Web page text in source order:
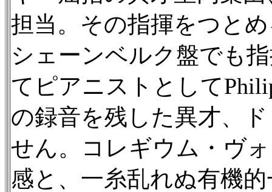
担当。その指揮をつと
シェーンベルク盤でも
てピアニストとして
の録音を残した異才、
せん。コレギウム・ヴ
感と、一糸乱れぬ有機